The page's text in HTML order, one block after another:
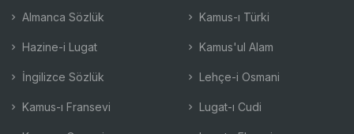
Almanca Sözlük
Hazine-i Lugat
İngilizce Sözlük
Kamus-ı Fransevi
Kamus-ı Türki
Kamus'ul Alam
Lehçe-i Osmani
Lugat-ı Cudi